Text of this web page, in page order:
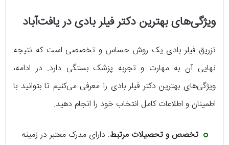
ویژگی‌های بهترین دکتر فیلر بادی در یافت‌آباد
تزریق فیلر بادی یک روش حساس و تخصصی است که نتیجه
نهایی آن به مهارت و تجربه پزشک بستگی دارد. در ادامه،
ویژگی‌های بهترین دکتر فیلر بادی را معرفی می‌کنیم تا بتوانید با
اطمینان و اطلاعات کامل انتخاب خود را انجام دهید.
تخصص و تحصیلات مرتبط: دارای مدرک معتبر در زمینه